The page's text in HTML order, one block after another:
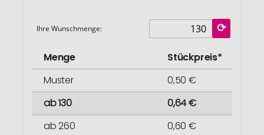
Ihre Wunschmenge:
Menge
Stückpreis*
Muster
0,50 €
ab 130
0,64 €
ab 260
0,60 €